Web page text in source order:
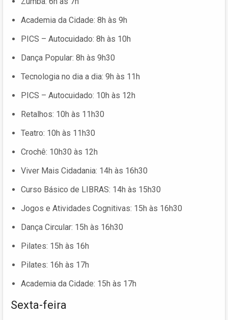
Academia da Cidade: 8h às 9h
PICS – Autocuidado: 8h às 10h
Dança Popular: 8h às 9h30
Tecnologia no dia a dia: 9h às 11h
PICS – Autocuidado: 10h às 12h
Retalhos: 10h às 11h30
Teatro: 10h às 11h30
Crochê: 10h30 às 12h
Viver Mais Cidadania: 14h às 16h30
Curso Básico de LIBRAS: 14h às 15h30
Jogos e Atividades Cognitivas: 15h às 16h30
Dança Circular: 15h às 16h30
Pilates: 15h às 16h
Pilates: 16h às 17h
Academia da Cidade: 15h às 17h
Sexta-feira